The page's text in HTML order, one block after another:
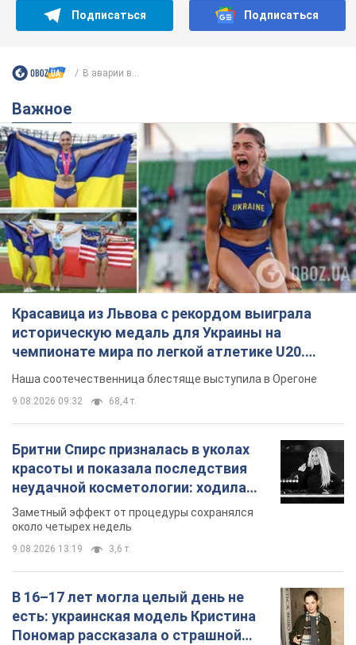
Подписаться Подписаться
В аварии в...
Важное
Красавица из Львова с рекордом выиграла
историческую медаль для Украины на
чемпионате мира по легкой атлетике U20.
Видео
Наша соотечественница блестяще выступила в Орегоне
9.08.2026 09:32 68,4 т.
Бритни Спирс призналась в уколах
красоты и показала последствия
неудачной косметологии: ходила
так почти месяц
Заметный эффект от процедуры сохранялся
около четырех недель
9.08.2026 13:19 3,6 т.
В 16–17 лет могла целый день не
есть: украинская модель Кристина
Пономар рассказала о страшной